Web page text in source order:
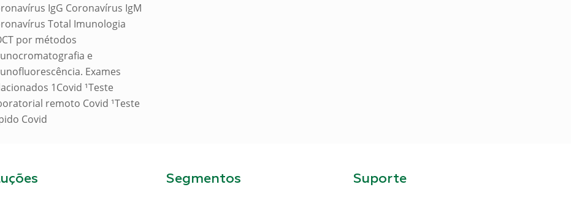
IgG Coronavírus IgM
Total Imunologia
por métodos
e
Exames
1Covid ¹Teste
remoto Covid ¹Teste
Covid
Segmentos Suporte